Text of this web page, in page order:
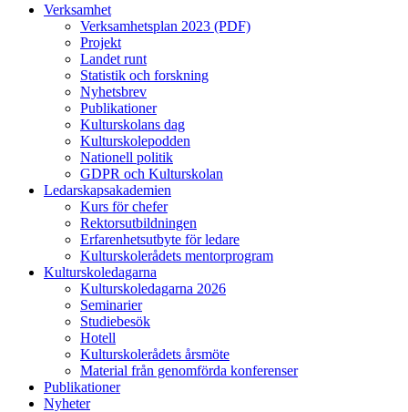
Verksamhet
Verksamhetsplan 2023 (PDF)
Projekt
Landet runt
Statistik och forskning
Nyhetsbrev
Publikationer
Kulturskolans dag
Kulturskolepodden
Nationell politik
GDPR och Kulturskolan
Ledarskapsakademien
Kurs för chefer
Rektorsutbildningen
Erfarenhetsutbyte för ledare
Kulturskolerådets mentorprogram
Kulturskoledagarna
Kulturskoledagarna 2026
Seminarier
Studiebesök
Hotell
Kulturskolerådets årsmöte
Material från genomförda konferenser
Publikationer
Nyheter